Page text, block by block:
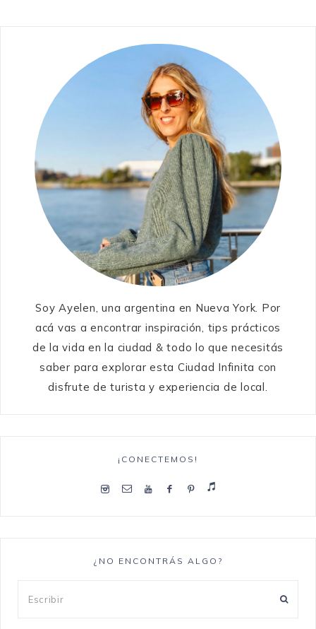
Soy Ayelen, una argentina en Nueva York. Por
acá vas a encontrar inspiración, tips prácticos
de la vida en la ciudad & todo lo que necesitás
saber para explorar esta Ciudad Infinita con
disfrute de turista y experiencia de local.
¡CONECTEMOS!
¿NO ENCONTRÁS ALGO?